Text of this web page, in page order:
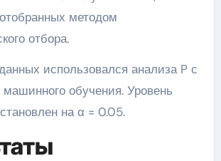
методом
отбора.
использовался анализа P с
обучения. Уровень
на α = 0.05.